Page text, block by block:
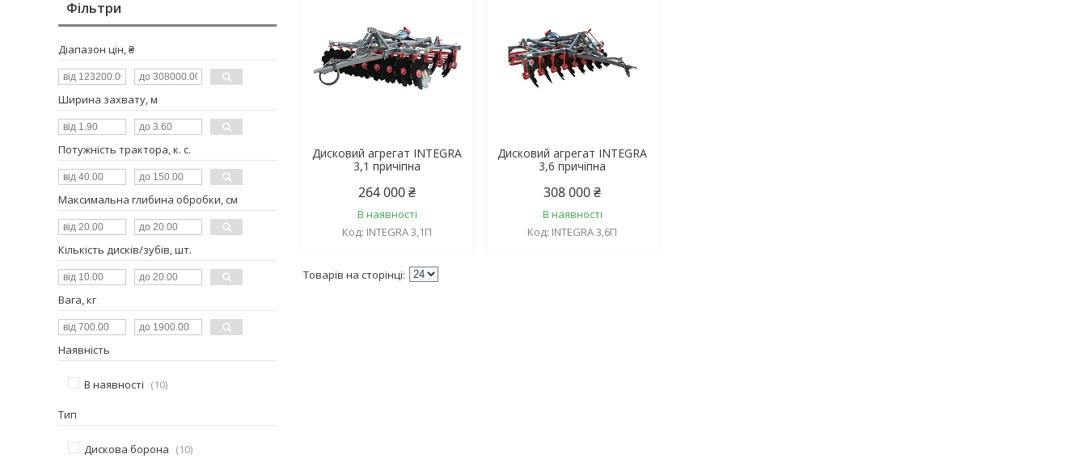
Дисковий агрегат INTEGRA
3,1 причіпна
264 000 ₴
В наявності
INTEGRA 3,1П
Дисковий агрегат INTEGRA
3,6 причіпна
308 000 ₴
В наявності
INTEGRA 3,6П
Фільтри
Діапазон цін, ₴
Ширина захвату, м
Потужність трактора, к. с.
Максимальна глибина обробки, см
Кількість дисків/зубів, шт.
Вага, кг
Наявність
В наявності 10
Тип
Дискова борона 10